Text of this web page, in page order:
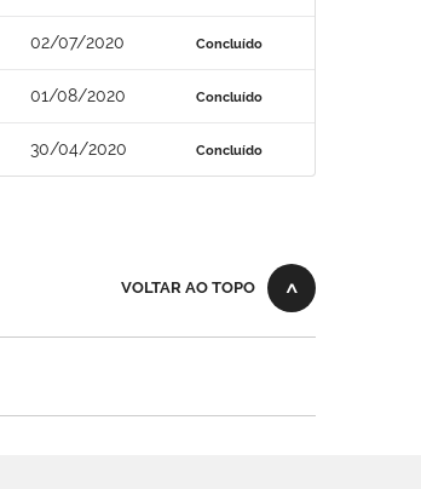
02/07/2020 Concluído
01/08/2020 Concluído
30/04/2020 Concluído
VOLTAR AO TOPO